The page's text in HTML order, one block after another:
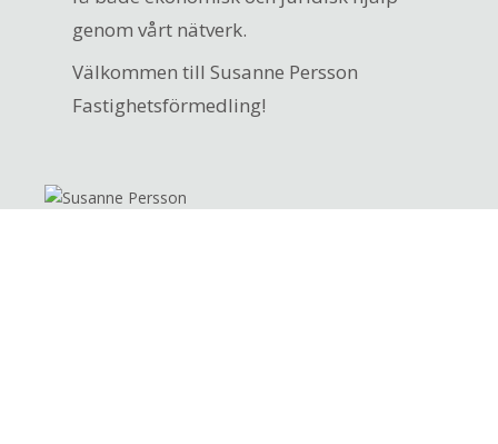
genom vårt nätverk.
Välkommen till Susanne Persson
Fastighetsförmedling!